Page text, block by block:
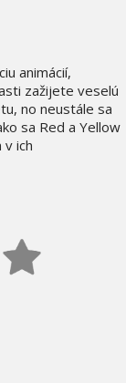
animácií,
zažijete veselú
no neustále sa
sa Red a Yellow
v ich